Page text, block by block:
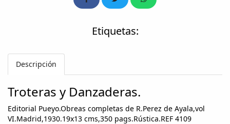
Etiquetas:
Descripción
Troteras y Danzaderas.
Editorial Pueyo.Obreas completas de R.Perez de Ayala,vol
VI.Madrid,1930.19x13 cms,350 pags.Rústica.REF 4109